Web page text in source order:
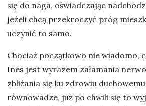
się do naga, oświadczając
jeżeli chcą przekroczyć próg
uczynić to samo.
Chociaż początkowo nie wiadomo,
Ines jest wyrazem załamania
zbliżania się ku zdrowiu
równowadze, już po chwili się to